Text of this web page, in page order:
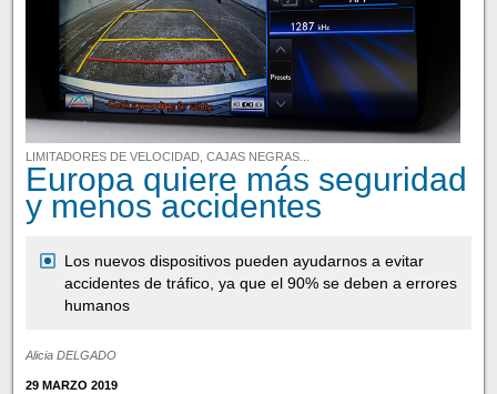
LIMITADORES DE VELOCIDAD, CAJAS NEGRAS...
Europa quiere más seguridad
y menos accidentes
Los nuevos dispositivos pueden ayudarnos a evitar
accidentes de tráfico, ya que el 90% se deben a errores
humanos
Alicia DELGADO
29 MARZO 2019